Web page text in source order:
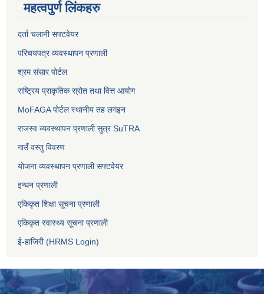
महत्वपुर्ण लिंकहरु
दर्ता चलानी सफ्टवेयर
परिचयपत्र व्यवस्थापन प्रणाली
श्रम संसार पोर्टल
राष्ट्रिय प्राकृतिक स्रोत तथा वित्त आयोग
MoFAGA पोर्टल स्थानीय तह लगइन
राजस्व व्यवस्थापन प्रणाली सुत्र SuTRA
गाउँ वस्तु विवरण
योजना व्यवस्थापन प्रणाली सफ्टवेयर
इन्धन प्रणाली
एकिकृत शिक्षा सूचना प्रणाली
एकिकृत स्वास्थ्य सूचना प्रणाली
ई-हाजिरी (HRMS Login)